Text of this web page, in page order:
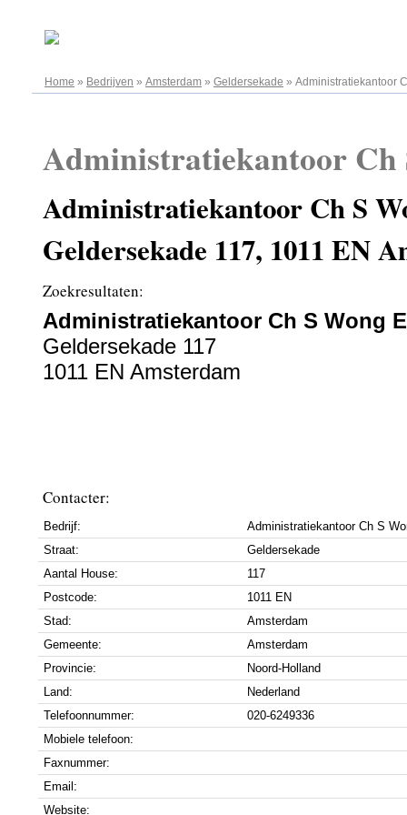
Home » Bedrijven » Amsterdam » Geldersekade » Administratiekantoor
Administratiekantoor Ch
Administratiekantoor Ch S
Geldersekade 117, 1011 EN
Zoekresultaten:
Administratiekantoor Ch S Wong
Geldersekade 117
1011 EN Amsterdam
Contacter:
Bedrijf:
Administratiekantoor Ch S
Straat:
Geldersekade
Aantal House:
117
Postcode:
1011 EN
Stad:
Amsterdam
Gemeente:
Amsterdam
Provincie:
Noord-Holland
Land:
Nederland
Telefoonnummer:
020-6249336
Mobiele telefoon:
Faxnummer:
Email:
Website: